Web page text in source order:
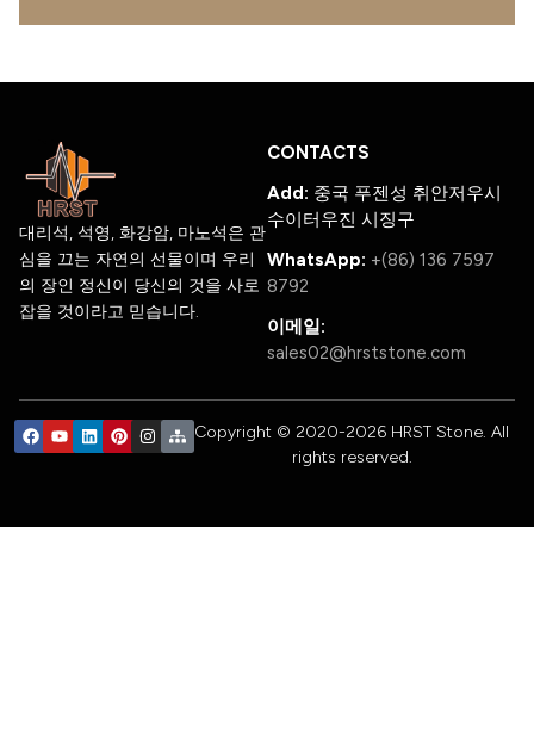
대리석, 석영, 화강암, 마노석은 관
심을 끄는 자연의 선물이며 우리
의 장인 정신이 당신의 것을 사로
잡을 것이라고 믿습니다.
CONTACTS
Add: 중국 푸젠성 취안저우시
수이터우진 시징구
WhatsApp: +(86) 136 7597
8792
이메일:
sales02@hrststone.com
Copyright © 2020-2026 HRST Stone. All
rights reserved.